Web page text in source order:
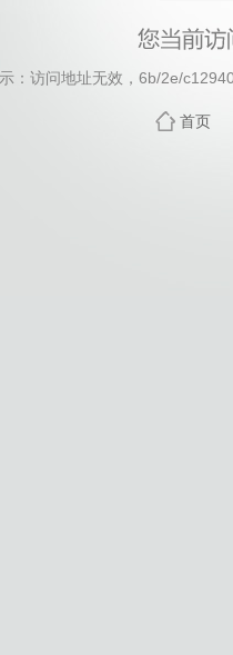
：访问地址无效，6b/2e/
首页